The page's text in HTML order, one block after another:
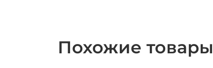
Похожие товары